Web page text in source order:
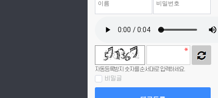
자동등록방지 숫자를 순서대로 입력하세요.
비밀글